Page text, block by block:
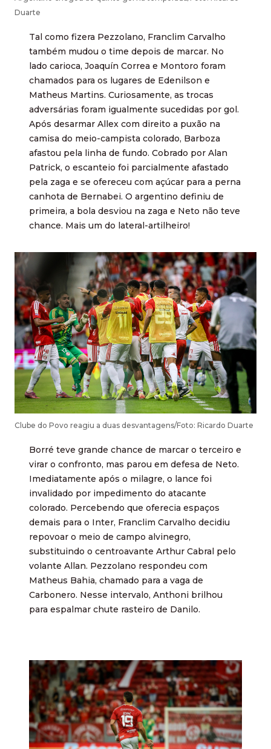
Duarte
Tal como fizera Pezzolano, Franclim Carvalho
também mudou o time depois de marcar. No
lado carioca, Joaquín Correa e Montoro foram
chamados para os lugares de Edenilson e
Matheus Martins. Curiosamente, as trocas
adversárias foram igualmente sucedidas por gol.
Após desarmar Allex com direito a puxão na
camisa do meio-campista colorado, Barboza
afastou pela linha de fundo. Cobrado por Alan
Patrick, o escanteio foi parcialmente afastado
pela zaga e se ofereceu com açúcar para a perna
canhota de Bernabei. O argentino definiu de
primeira, a bola desviou na zaga e Neto não teve
chance. Mais um do lateral-artilheiro!
Clube do Povo reagiu a duas desvantagens/Foto: Ricardo Duarte
Borré teve grande chance de marcar o terceiro e
virar o confronto, mas parou em defesa de Neto.
Imediatamente após o milagre, o lance foi
invalidado por impedimento do atacante
colorado. Percebendo que oferecia espaços
demais para o Inter, Franclim Carvalho decidiu
repovoar o meio de campo alvinegro,
substituindo o centroavante Arthur Cabral pelo
volante Allan. Pezzolano respondeu com
Matheus Bahia, chamado para a vaga de
Carbonero. Nesse intervalo, Anthoni brilhou
para espalmar chute rasteiro de Danilo.